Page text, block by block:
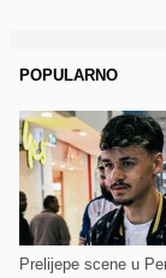
POPULARNO
Prelijepe scene u